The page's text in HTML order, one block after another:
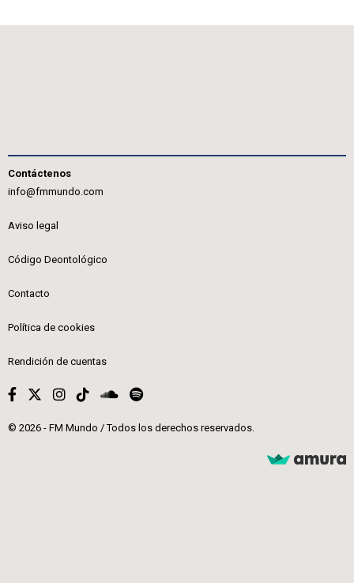
Contáctenos
info@fmmundo.com
Aviso legal
Código Deontológico
Contacto
Política de cookies
Rendición de cuentas
© 2026 - FM Mundo / Todos los derechos reservados.